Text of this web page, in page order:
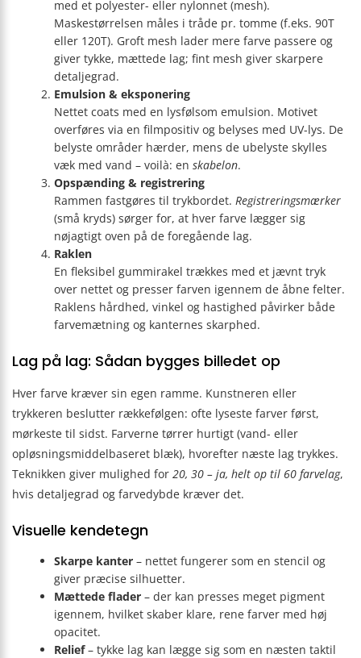
med et polyester- eller nylonnet (mesh).
Maskestørrelsen måles i tråde pr. tomme (f.eks. 90T
eller 120T). Groft mesh lader mere farve passere og
giver tykke, mættede lag; fint mesh giver skarpere
detaljegrad.
Emulsion & eksponering
Nettet coats med en lysfølsom emulsion. Motivet
overføres via en filmpositiv og belyses med UV-lys. De
belyste områder hærder, mens de ubelyste skylles
væk med vand – voilà: enskabelon.
Opspænding & registrering
Rammen fastgøres til trykbordet.Registreringsmærker
(små kryds) sørger for, at hver farve lægger sig
nøjagtigt oven på de foregående lag.
Raklen
En fleksibel gummirakel trækkes med et jævnt tryk
over nettet og presser farven igennem de åbne felter.
Raklens hårdhed, vinkel og hastighed påvirker både
farvemætning og kanternes skarphed.
Lag på lag: Sådan bygges billedet op
Hver farve kræver sin egen ramme. Kunstneren eller
trykkeren beslutter rækkefølgen: ofte lyseste farver først,
mørkeste til sidst. Farverne tørrer hurtigt (vand- eller
opløsningsmiddelbaseret blæk), hvorefter næste lag trykkes.
Teknikken giver mulighed for 20, 30 – ja, helt op til 60 farvelag,
hvis detaljegrad og farvedybde kræver det.
Visuelle kendetegn
Skarpe kanter – nettet fungerer som en stencil og
giver præcise silhuetter.
Mættede flader – der kan presses meget pigment
igennem, hvilket skaber klare, rene farver med høj
opacitet.
Relief– tykke lag kan lægge sig som en næsten taktil